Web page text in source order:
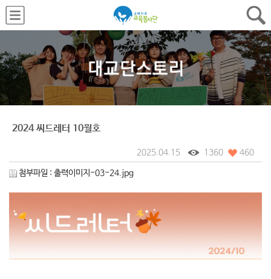
2024 씨드레터 10월호
2025.04.15 1360 460
첨부파일 : 출력이미지-03-24.jpg